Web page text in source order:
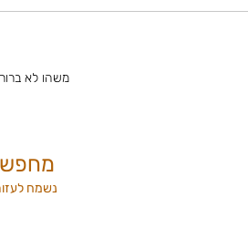
משהו לא ברור
נשמח